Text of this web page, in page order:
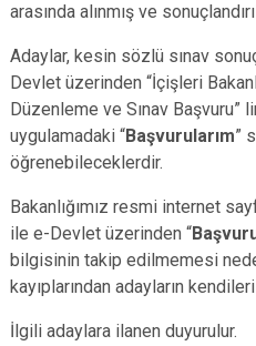
arasında alınmış ve
Adaylar, kesin sözlü sınav
Devlet üzerinden “İçişleri
Düzenleme ve Sınav Başvuru”
uygulamadaki “Başvurularım”
öğrenebileceklerdir.
Bakanlığımız resmi internet
ile e-Devlet üzerinden “
bilgisinin takip edilmemesi
kayıplarından adayların
İlgili adaylara ilanen duyurulur.